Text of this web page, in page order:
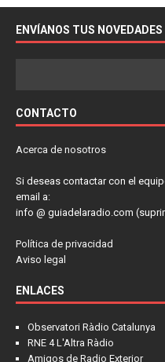
ENVÍANOS TUS NOVEDADES
CONTACTO
Acerca de nosotros
Si deseas contactar con el
email a:
info @ guiadelaradio.com
Política de privacidad
Aviso legal
ENLACES
Observatori Ràdio Catalunya
RNE 4 L'Altra Ràdio
Amigos de Radio Exterior